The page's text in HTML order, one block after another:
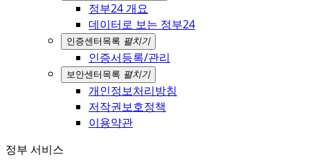
정부24 개요
데이터로 보는 정부24
인증센터 목록 펼치기
인증서등록/관리
보안센터 목록 펼치기
개인정보처리방침
저작권보호정책
이용약관
정부 서비스